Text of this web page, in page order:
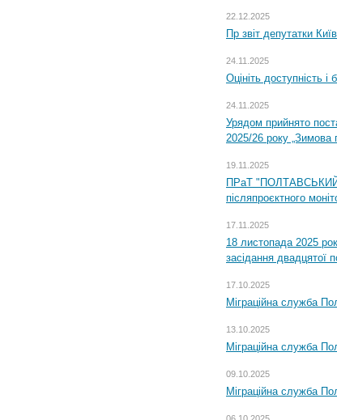
22.12.2025
Пр звіт депутатки
24.11.2025
Оцініть доступність
24.11.2025
Урядом прийнято
2025/26 року „Зимова
19.11.2025
ПРаТ
післяпроєктного
17.11.2025
18 листопада 2025
засідання двадцятої
17.10.2025
Міграційна служба
13.10.2025
Міграційна служба
09.10.2025
Міграційна служба